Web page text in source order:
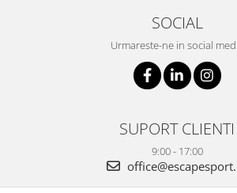
SOCIAL
Urmareste-ne in social
SUPORT CLIENTI
9:00 - 17:00